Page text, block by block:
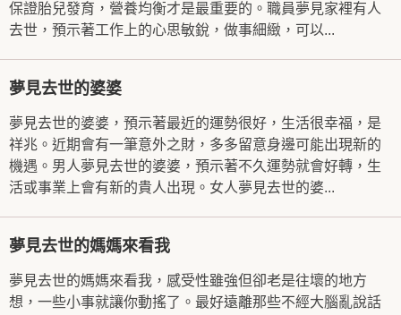
保證胎兒發育，營養均衡才是最重要的。職員夢見家裡有人
去世，預示著工作上的心思敏銳，做事細緻，可以...
夢見去世的婆婆
夢見去世的婆婆，預示著最近的運勢很好，生活很幸福，是
祥兆。近期會有一筆意外之財，多多留意身邊可能出現新的
機遇。男人夢見去世的婆婆，預示著不久運勢就會好轉，生
活或事業上會有新的貴人出現。女人夢見去世的婆...
夢見去世的媽媽來看我
夢見去世的媽媽來看我，感受性雖強但卻老是往壞的地方
想，一些小事就讓你動搖了。最好遠離那些不經大腦亂說話